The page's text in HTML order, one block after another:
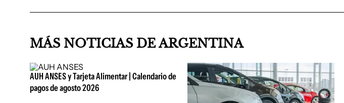
MÁS NOTICIAS DE ARGENTINA
AUH ANSES y Tarjeta Alimentar | Calendario de
pagos de agosto 2026